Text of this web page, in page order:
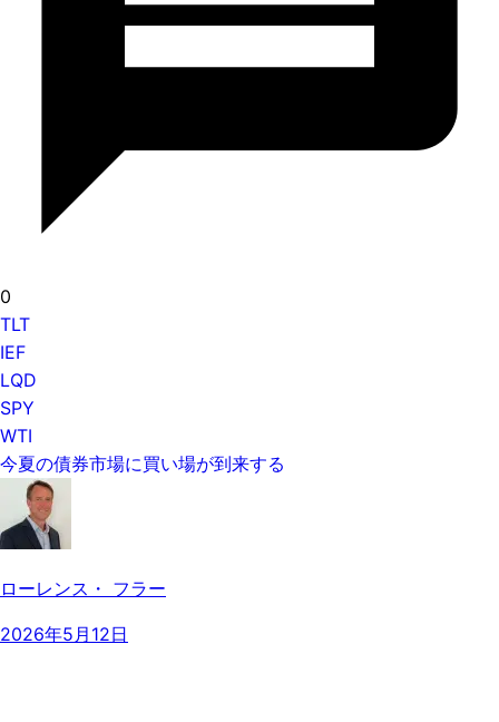
0
TLT
IEF
LQD
SPY
WTI
今夏の債券市場に買い場が到来する
ローレンス・ フラー
2026年5月12日